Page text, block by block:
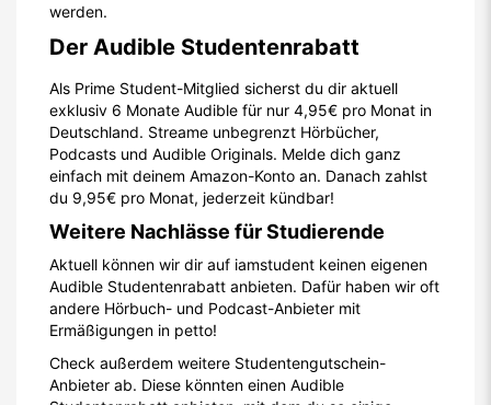
werden.
Der Audible Studentenrabatt
Als Prime Student-Mitglied sicherst du dir aktuell
exklusiv 6 Monate Audible für nur 4,95€ pro Monat in
Deutschland. Streame unbegrenzt Hörbücher,
Podcasts und Audible Originals. Melde dich ganz
einfach mit deinem Amazon-Konto an. Danach zahlst
du 9,95€ pro Monat, jederzeit kündbar!
Weitere Nachlässe für Studierende
Aktuell können wir dir auf iamstudent keinen eigenen
Audible Studentenrabatt anbieten. Dafür haben wir oft
andere Hörbuch- und Podcast-Anbieter mit
Ermäßigungen in petto!
Check außerdem weitere Studentengutschein-
Anbieter ab. Diese könnten einen Audible